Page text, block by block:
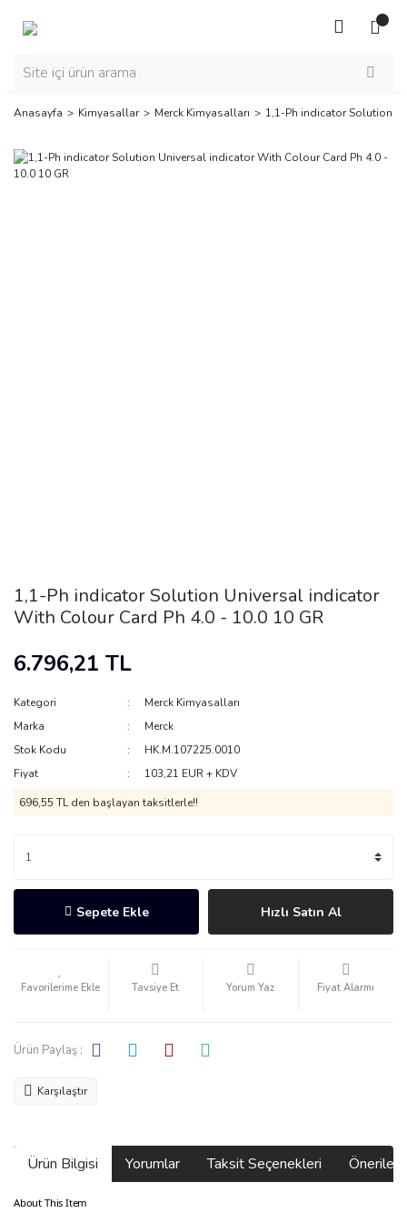
Anasayfa Kimyasallar Merck Kimyasalları 1,1-Ph indicator Solution
1,1-Ph indicator Solution Universal indicator
With Colour Card Ph 4.0 - 10.0 10 GR
6.796,21 TL
Kategori
Merck Kimyasalları
Marka
Merck
Stok Kodu
HK.M.107225.0010
Fiyat
103,21 EUR + KDV
696,55 TL den başlayan taksitlerle!!
Sepete Ekle Hızlı Satın Al
Tavsiye Et Yorum Yaz Fiyat Alarmı
Ürün Paylaş :
Karşılaştır
Ürün Bilgisi Yorumlar Taksit Seçenekleri
About This Item